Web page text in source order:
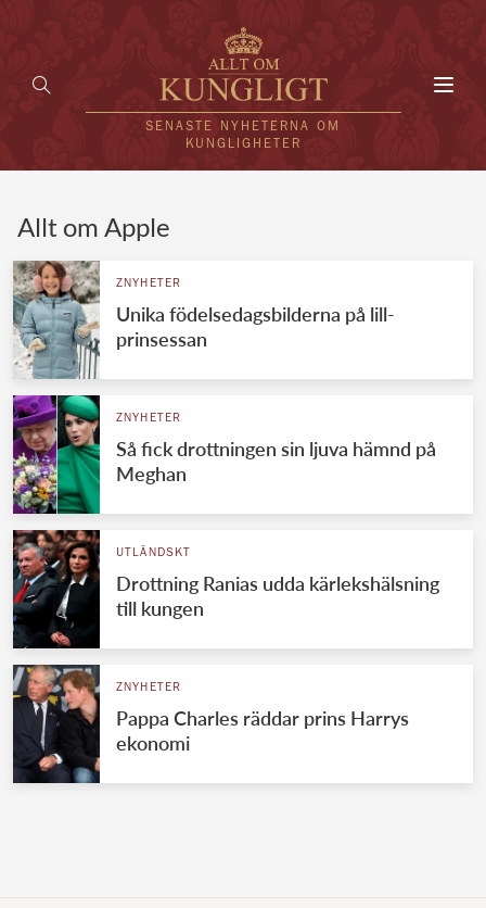
SENASTE NYHETERNA OM
KUNGLIGHETER
UTLÄNDSKT
VÄRLDENS KUNGAHUS
Svenska kungahuset
Brittiska kungahuset
Danska kungahuset
Spanska kungahuset
Jordanska kungahuset
Luxemburgska storhertighuset
Japanska kejsarhuset
REDAKTION
Allt om Apple
ZNYHETER
Unika födelsedagsbilderna på lill-
prinsessan
ZNYHETER
Så fick drottningen sin ljuva hämnd på
Meghan
UTLÄNDSKT
Drottning Ranias udda kärlekshälsning
till kungen
ZNYHETER
Pappa Charles räddar prins Harrys
ekonomi